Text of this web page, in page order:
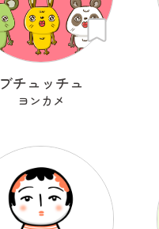
ブチュッチュ
ヨンカメ